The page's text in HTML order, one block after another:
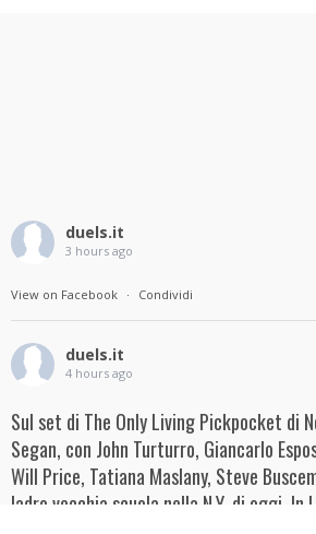
duels.it
3 hours ago
View on Facebook · Condividi
duels.it
4 hours ago
Sul set di The Only Living Pickpocket di
Segan, con John Turturro, Giancarlo
Will Price, Tatiana Maslany, Steve
ladro vecchia scuola nella N.Y. di oggi. In